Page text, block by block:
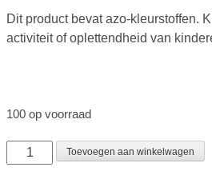
Dit product bevat azo-kleurstoffen.
activiteit of oplettendheid van
100 op voorraad
Toevoegen aan winkelwagen